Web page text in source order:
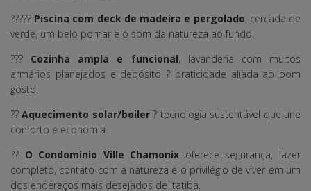
????? Piscina com deck de madeira e pergolado, cercada de
verde, um belo pomar e o som da natureza ao fundo.
??? Cozinha ampla e funcional, lavanderia com muitos
armários planejados e depósito ? praticidade aliada ao bom
gosto.
??Aquecimento solar/boiler? tecnologia sustentável que une
conforto e economia.
?? O Condomínio Ville Chamonix oferece segurança, lazer
completo, contato com a natureza e o privilégio de viver em um
dos endereços mais desejados de Itatiba.